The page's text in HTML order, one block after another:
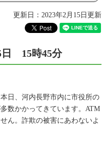
更新日：2023年2月15日更新
日 15時45分
日、河内長野市内に市役所の
数かかってきています。ATM
ん。詐欺の被害にあわないよ